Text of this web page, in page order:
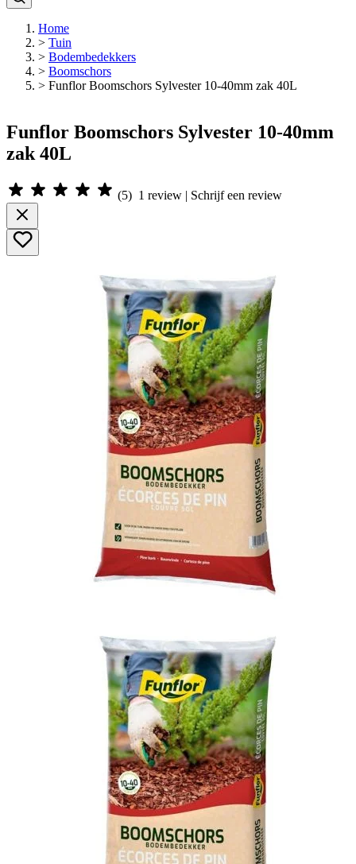
Home
> Tuin
> Bodembedekkers
> Boomschors
> Funflor Boomschors Sylvester 10-40mm zak 40L
Funflor Boomschors Sylvester 10-40mm
zak 40L
(5) 1 review | Schrijf een review